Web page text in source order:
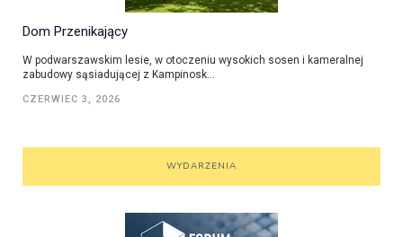
Dom Przenikający
W podwarszawskim lesie, w otoczeniu wysokich sosen i kameralnej
zabudowy sąsiadującej z Kampinosk...
CZERWIEC 3, 2026
WYDARZENIA